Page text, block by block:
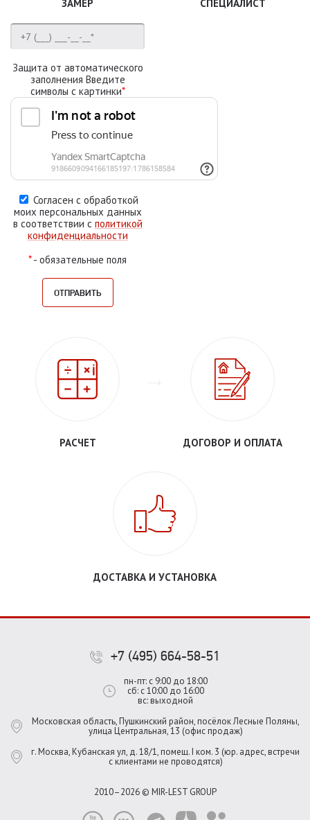
ЗАМЕР
Защита от автоматического
заполнения Введите
символы с картинки*
Согласен с обработкой
моих персональных данных
в соответствии с политикой
конфиденциальности
*- обязательные поля
СПЕЦИАЛИСТ
РАСЧЕТ ДОГОВОР И ОПЛАТА
ДОСТАВКА И УСТАНОВКА
+7 (495) 664-58-51
пн-пт: с 9:00 до 18:00
сб: с 10:00 до 16:00
вс: выходной
Московская область, Пушкинский район, посёлок Лесные Поляны,
улица Центральная, 13 (офис продаж)
г. Москва, Кубанская ул, д. 18/1, помещ. I ком. 3 (юр. адрес, встречи
с клиентами не проводятся)
2010–2026 © MIR-LEST GROUP